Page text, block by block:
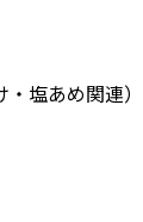
塩あめ関連）